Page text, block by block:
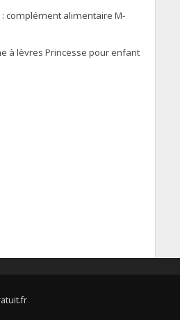
complément alimentaire M-
à lèvres Princesse pour enfant